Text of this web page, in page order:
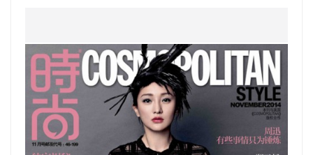
e
b
o
o
k
W
ei
b
o
s
A
p
p
h
at
er l y
Li
n
k